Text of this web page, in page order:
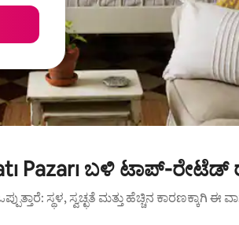
Pazarı ಬಳಿ ಟಾಪ್-
ಸ್ಥಳ, ಸ್ವಚ್ಛತೆ ಮತ್ತು ಹೆಚ್ಚಿನ ಕಾರಣಕ್ಕಾಗಿ ಈ